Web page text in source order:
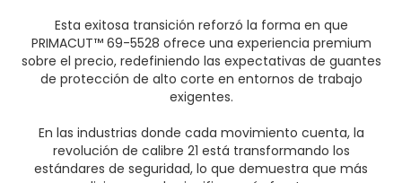
Esta exitosa transición reforzó la forma en que
PRIMACUT™ 69-5528 ofrece una experiencia premium
sobre el precio, redefiniendo las expectativas de guantes
de protección de alto corte en entornos de trabajo
exigentes.
En las industrias donde cada movimiento cuenta, la
revolución de calibre 21 está transformando los
estándares de seguridad, lo que demuestra que más